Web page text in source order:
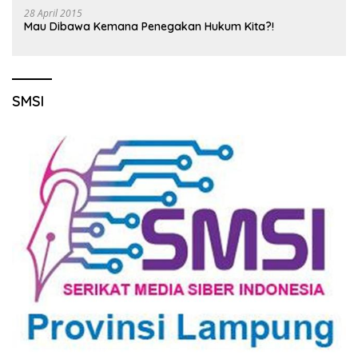
28 April 2015
Mau Dibawa Kemana Penegakan Hukum Kita?!
SMSI